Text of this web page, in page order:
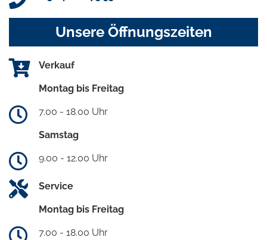
Unsere Öffnungszeiten
Verkauf
Montag bis Freitag
7.00 - 18.00 Uhr
Samstag
9.00 - 12.00 Uhr
Service
Montag bis Freitag
7.00 - 18.00 Uhr